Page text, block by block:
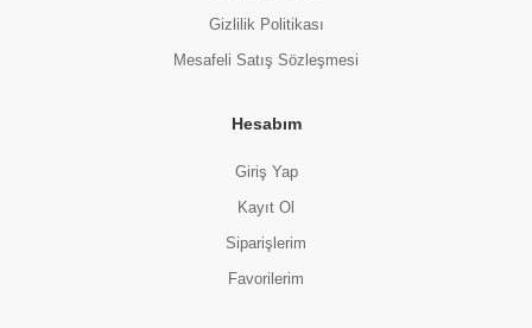
Gizlilik Politikası
Mesafeli Satış Sözleşmesi
Hesabım
Giriş Yap
Kayıt Ol
Siparişlerim
Favorilerim